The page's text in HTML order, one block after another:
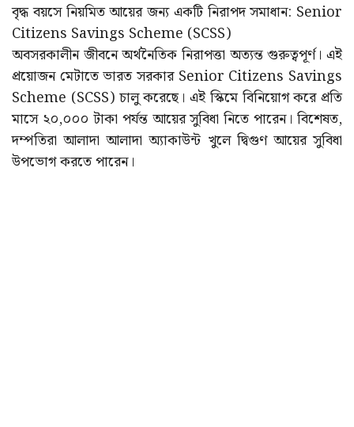
বৃদ্ধ বয়সে নিয়মিত আয়ের জন্য একটি নিরাপদ সমাধান: Senior
Citizens Savings Scheme (SCSS)
অবসরকালীন জীবনে অর্থনৈতিক নিরাপত্তা অত্যন্ত গুরুত্বপূর্ণ। এই
প্রয়োজন মেটাতে ভারত সরকার Senior Citizens Savings
Scheme (SCSS) চালু করেছে। এই স্কিমে বিনিয়োগ করে প্রতি
মাসে ২০,০০০ টাকা পর্যন্ত আয়ের সুবিধা নিতে পারেন। বিশেষত,
দম্পতিরা আলাদা আলাদা অ্যাকাউন্ট খুলে দ্বিগুণ আয়ের সুবিধা
উপভোগ করতে পারেন।